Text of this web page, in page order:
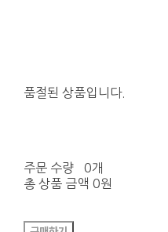
품절된 상품입니다.
주문 수량
0개
총 상품 금액 0원